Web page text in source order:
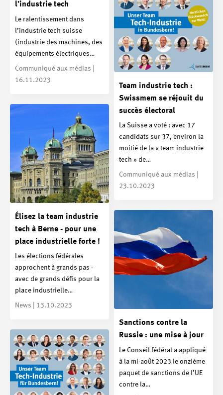
l’industrie tech
Le ralentissement dans
l’industrie tech suisse
(industrie des machines, des
équipements électriques…
Communiqué aux médias |
16.11.2023
Team industrie tech :
Swissmem se réjouit du
succès électoral
La Suisse a voté : avec 17
candidats sur 37, environ la
moitié de la « team industrie
tech » de…
Communiqué aux médias |
23.10.2023
Élisez la team industrie
tech à Berne - pour une
place industrielle forte !
Les élections fédérales
approchent à grands pas -
avec de grands défis pour la
place industrielle…
News | 13.10.2023
Sanctions contre la
Russie : une mise à jour
Le Conseil fédéral a appliqué
à la mi-août 2023 le onzième
paquet de sanctions de l’UE
contre la…